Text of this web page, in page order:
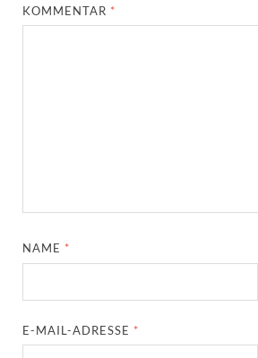
KOMMENTAR *
NAME *
E-MAIL-ADRESSE *